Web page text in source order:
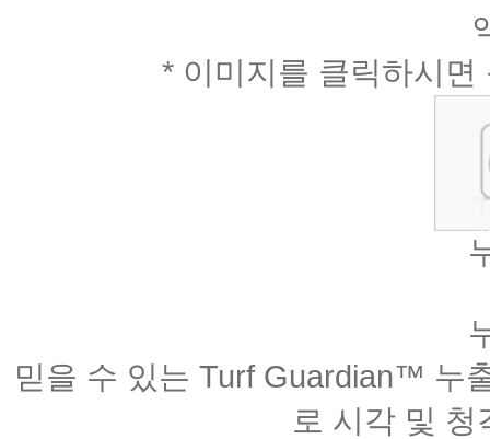
* 이미지를 클릭하시
믿을 수 있는 Turf Guardian™ 누
로 시각 및